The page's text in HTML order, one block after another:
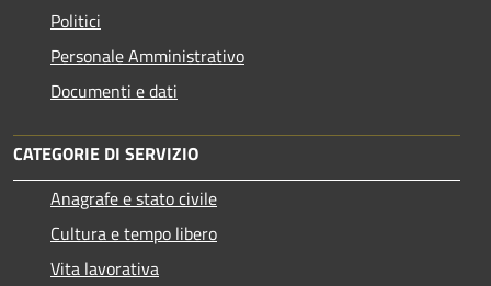
Politici
Personale Amministrativo
Documenti e dati
CATEGORIE DI SERVIZIO
Anagrafe e stato civile
Cultura e tempo libero
Vita lavorativa